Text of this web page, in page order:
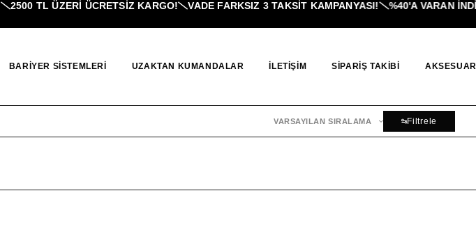
2500 TL ÜZERI ÜCRETSİZ KARGO! VADE FARKSIZ 3 TAKSIT KAMPANYASI! %40'A VARAN
BARIYER SISTEMLERI UZAKTAN KUMANDALAR İLETIŞIM SIPARIŞ TAKIBI
VARSAYILAN SIRALAMA Filtrele